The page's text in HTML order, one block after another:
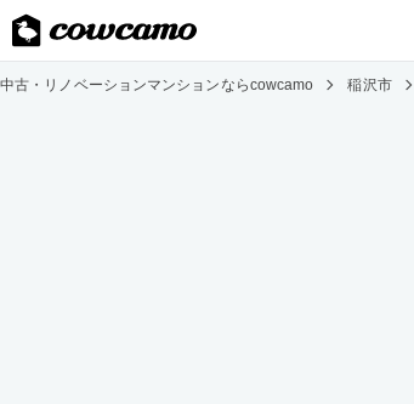
中古・リノベーションマンションならcowcamo 稲沢市